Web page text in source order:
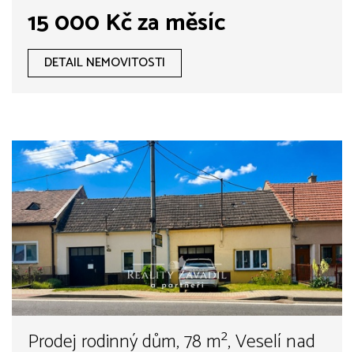
15 000 Kč za měsíc
DETAIL NEMOVITOSTI
Prodej rodinný dům, 78 m², Veselí nad